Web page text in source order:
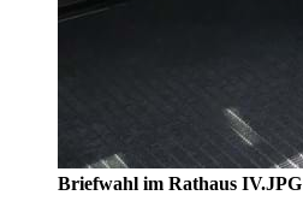
Briefwahl im Rathaus IV.JPG